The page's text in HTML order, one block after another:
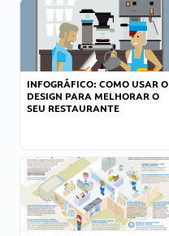
INFOGRÁFICO: COMO USAR O
DESIGN PARA MELHORAR O
SEU RESTAURANTE